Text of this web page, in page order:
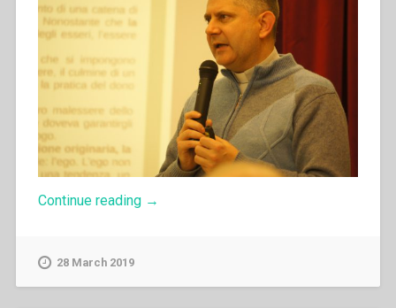
Continue reading “Rossano
del
→
28 March 2019